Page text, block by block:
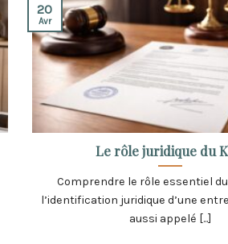
Le rôle juridique du
Comprendre le rôle essentiel
l’identification juridique d’une
aussi appelé [...]
20
Avr